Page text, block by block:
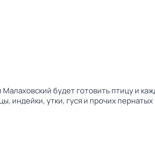
будет готовить птицу и
индейки, утки, гуся и прочих пернатых